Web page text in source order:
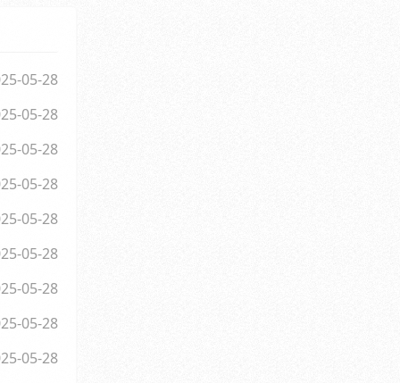
05-28
05-28
05-28
05-28
05-28
05-28
05-28
05-28
05-28